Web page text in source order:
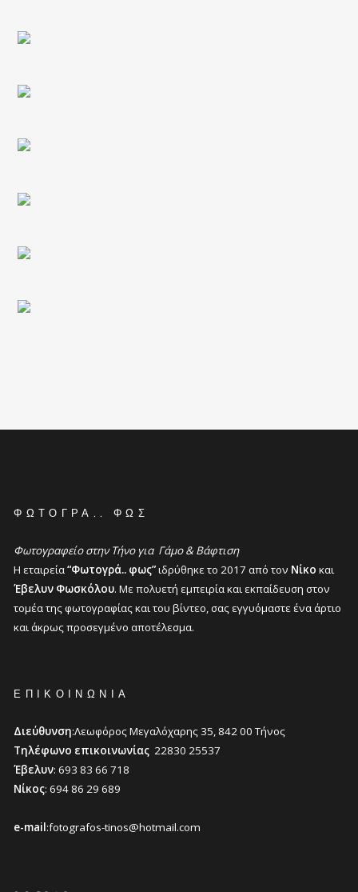
ΦΩΤΟΓΡΆ.. ΦΩΣ
Φωτογραφείο στην Τήνο για Γάμο & Βάφτιση
Η εταιρεία“Φωτογρά.. φως”ιδρύθηκε το 2017 από τον Νίκο και
Έβελυν Φωσκόλου. Με πολυετή εμπειρία και εκπαίδευση στον
τομέα της φωτογραφίας και του βίντεο, σας εγγυόμαστε ένα άρτιο
και άκρως προσεγμένο αποτέλεσμα.
ΕΠΙΚΟΙΝΩΝΊΑ
Διεύθυνση:Λεωφόρος Μεγαλόχαρης 35, 842 00 Τήνος
Τηλέφωνο επικοινωνίας 22830 25537
Έβελυν: 693 83 66 718
Νίκος: 694 86 29 689
e-mail :fotografos-tinos@hotmail.com